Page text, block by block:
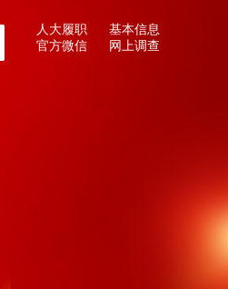
人大履职
官方微信
基本信息
网上调查